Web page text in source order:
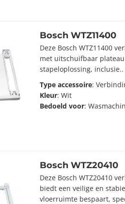
Bosch WTZ11400
Deze Bosch WTZ11400
met uitschuifbaar
stapeloplossing, inclusie..
Type accessoire:
Kleur: Wit
Bedoeld voor:
Bosch WTZ20410
Deze Bosch WTZ20410
biedt een veilige en
vloerruimte bespaart,